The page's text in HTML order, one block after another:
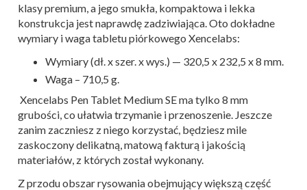
klasy premium, a jego smukła, kompaktowa i lekka
konstrukcja jest naprawdę zadziwiająca. Oto dokładne
wymiary i waga tabletu piórkowego Xencelabs:
Wymiary (dł. x szer. x wys.) — 320,5 x 232,5 x 8 mm.
Waga – 710,5 g.
Xencelabs Pen Tablet Medium SE ma tylko 8 mm
grubości, co ułatwia trzymanie i przenoszenie. Jeszcze
zanim zaczniesz z niego korzystać, będziesz mile
zaskoczony delikatną, matową fakturą i jakością
materiałów, z których został wykonany.
Z przodu obszar rysowania obejmujący większą część